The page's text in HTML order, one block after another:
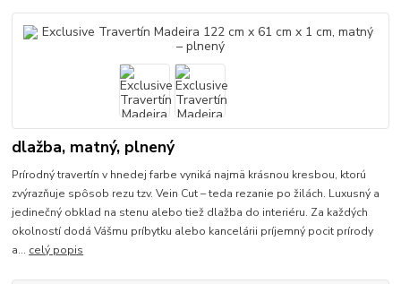
dlažba, matný, plnený
Prírodný travertín v hnedej farbe vyniká najmä krásnou kresbou, ktorú
zvýrazňuje spôsob rezu tzv. Vein Cut – teda rezanie po žilách. Luxusný a
jedinečný obklad na stenu alebo tiež dlažba do interiéru. Za každých
okolností dodá Vášmu príbytku alebo kancelárii príjemný pocit prírody
a... celý popis